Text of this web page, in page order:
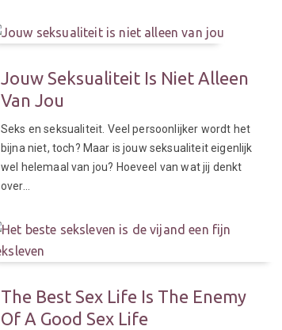
Jouw Seksualiteit Is Niet Alleen
Van Jou
Seks en seksualiteit. Veel persoonlijker wordt het
bijna niet, toch? Maar is jouw seksualiteit eigenlijk
wel helemaal van jou? Hoeveel van wat jij denkt
over…
The Best Sex Life Is The Enemy
Of A Good Sex Life